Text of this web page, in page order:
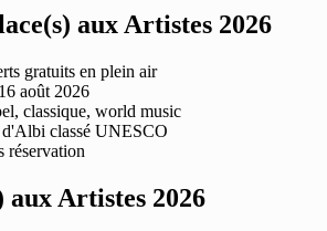
aux Artistes 2026
gratuits en plein air
août 2026
classique, world music
classé UNESCO
réservation
aux Artistes 2026